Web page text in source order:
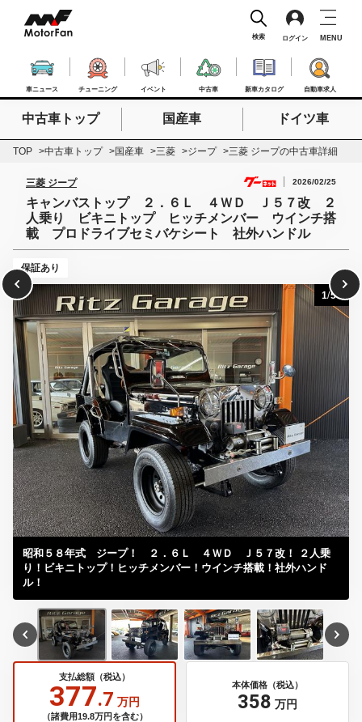
車ニュース チューニング イベント 中古車 新車カタログ 自動車求人
検索 ログイン MENU
検索したいキーワードを入力
検索
中古車トップ 国産車 ドイツ車
TOP 中古車トップ 国産車 三菱 ジープ 三菱 ジープの中古車詳細
三菱 ジープ 2026/02/25
キャンバストップ ２．６Ｌ ４ＷＤ Ｊ５７改 ２
人乗り ビキニトップ ヒッチメンバー ウインチ搭
載 プロドライブセミバケシート 社外ハンドル
保証あり
昭和５８年式 ジープ！ ２．６Ｌ ４ＷＤ Ｊ５７改！ ２人乗
り！ビキニトップ！ヒッチメンバー！ウインチ搭載！社外ハンド
ル！
1/50
支払総額（税込）
377.7 万円
（諸費用19.8万円を含む）
本体価格（税込）
358 万円